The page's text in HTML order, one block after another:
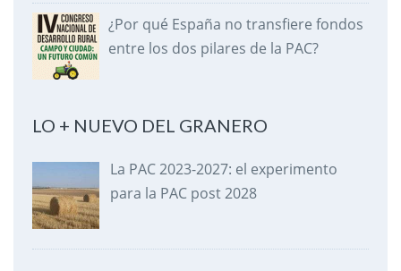
¿Por qué España no transfiere fondos
entre los dos pilares de la PAC?
LO + NUEVO DEL GRANERO
La PAC 2023-2027: el experimento
para la PAC post 2028